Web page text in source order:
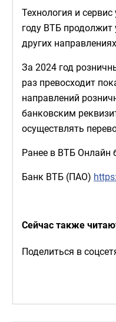
Технология и
году ВТБ продолжит
других
За 2024 год
раз превосходит
направлений
банковским
осуществлять
Ранее в ВТБ Онлайн
Банк ВТБ (ПАО)
Сейчас также
Поделиться в